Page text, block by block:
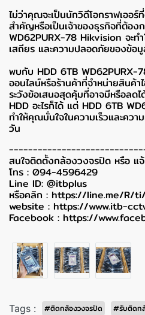
ไม่ว่าคุณจะเป็นนักวิดีโอกราฟเออ
สำคัญหรือเป็นเจ้าของธุรกิจที่ต้อง
WD62PURX-78 Hikvision จะท
เสถียร และความปลอดภัยของข้
พบกับ HDD 6TB WD62PURX-
ออนไลน์หรือร้านค้าที่จำหน่ายสินค้า
ระวังข้อเสนอสุดคุ้มที่อาจมีหรือลด
HDD อะไรก็ได้ แต่ HDD 6TB
ทำให้คุณมั่นใจในความเร็วและคว
วัน
สนใจติดตั้งกล้องวงจรปิด หรือ แ
โทร : 094-4596429
Line ID: @itbplus
หรือคลิก : https://line.me/R/
website : https://www.itb-
Facebook : https://
Tags : #ติดกล้องวงจรปิด
#รับติดก